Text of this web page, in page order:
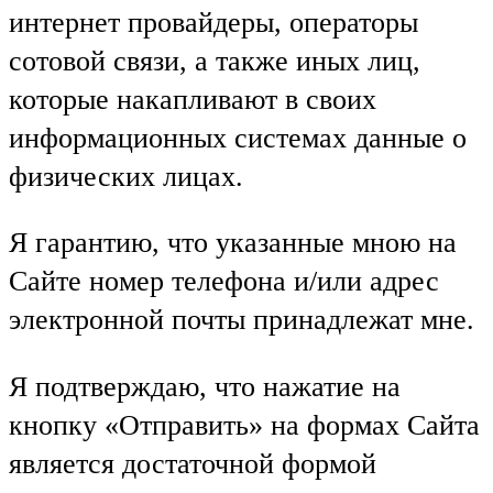
интернет провайдеры, операторы
сотовой связи, а также иных лиц,
которые накапливают в своих
информационных системах данные о
физических лицах.
Я гарантию, что указанные мною на
Сайте номер телефона и/или адрес
электронной почты принадлежат мне.
Я подтверждаю, что нажатие на
кнопку «Отправить» на формах Сайта
является достаточной формой